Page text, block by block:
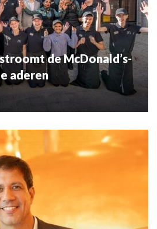
de McDonald’s-
aderen